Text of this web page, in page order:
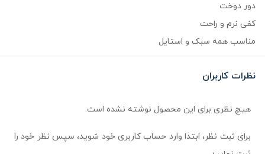
دور دوخت
کفی نرم و راحت
مناسب همه سبک و استایل
نظرات کاربران
هیچ نظری برای این محصول نوشته نشده است.
برای ثبت نظر، ابتدا وارد حساب کاربری خود شوید، سپس نظر خود را